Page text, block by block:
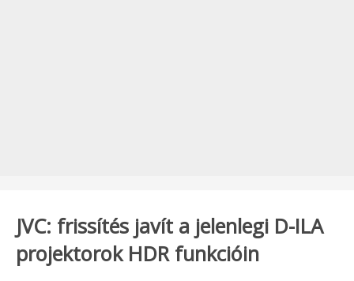
JVC: frissítés javít a jelenlegi D-ILA
projektorok HDR funkcióin